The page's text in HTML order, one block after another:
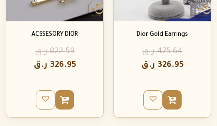
Dior Gold Earrings
475.64 ر.ق
326.95 ر.ق
ACSSESORY DIOR
822.59 ر.ق
326.95 ر.ق